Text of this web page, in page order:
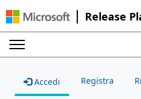
Release
Accedi Registra